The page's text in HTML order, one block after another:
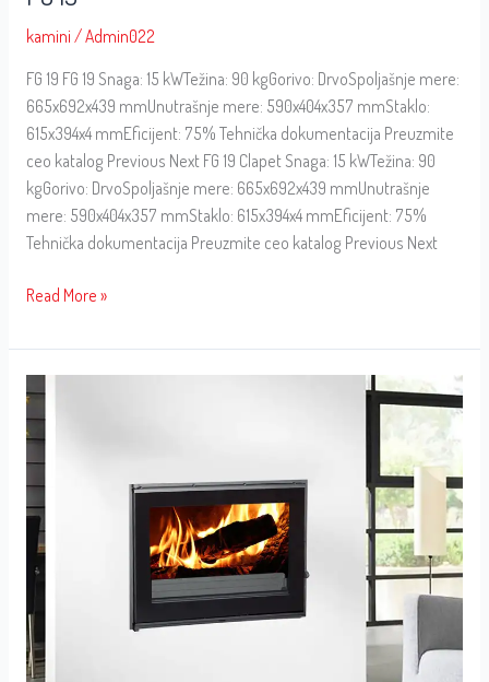
kamini /Admin022
FG 19 FG 19 Snaga: 15 kWTežina: 90 kgGorivo: DrvoSpoljašnje mere:
665x692x439 mmUnutrašnje mere: 590x404x357 mmStaklo:
615x394x4 mmEficijent: 75% Tehnička dokumentacija Preuzmite
ceo katalog Previous Next FG 19 Clapet Snaga: 15 kWTežina: 90
kgGorivo: DrvoSpoljašnje mere: 665x692x439 mmUnutrašnje
mere: 590x404x357 mmStaklo: 615x394x4 mmEficijent: 75%
Tehnička dokumentacija Preuzmite ceo katalog Previous Next
Read More »
FGS
LUX
18